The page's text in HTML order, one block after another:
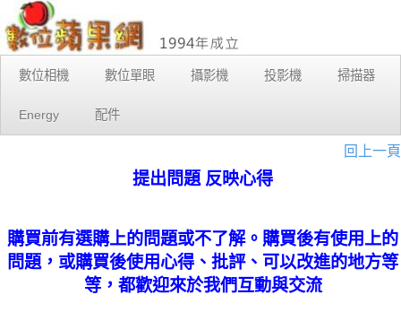
數位相機 數位單眼 攝影機 投影機 掃描器
Energy 配件
回上一頁
提出問題 反映心得
購買前有選購上的問題或不了解。購買後有使用上的
問題，或購買後使用心得、批評、可以改進的地方等
等，都歡迎來於我們互動與交流